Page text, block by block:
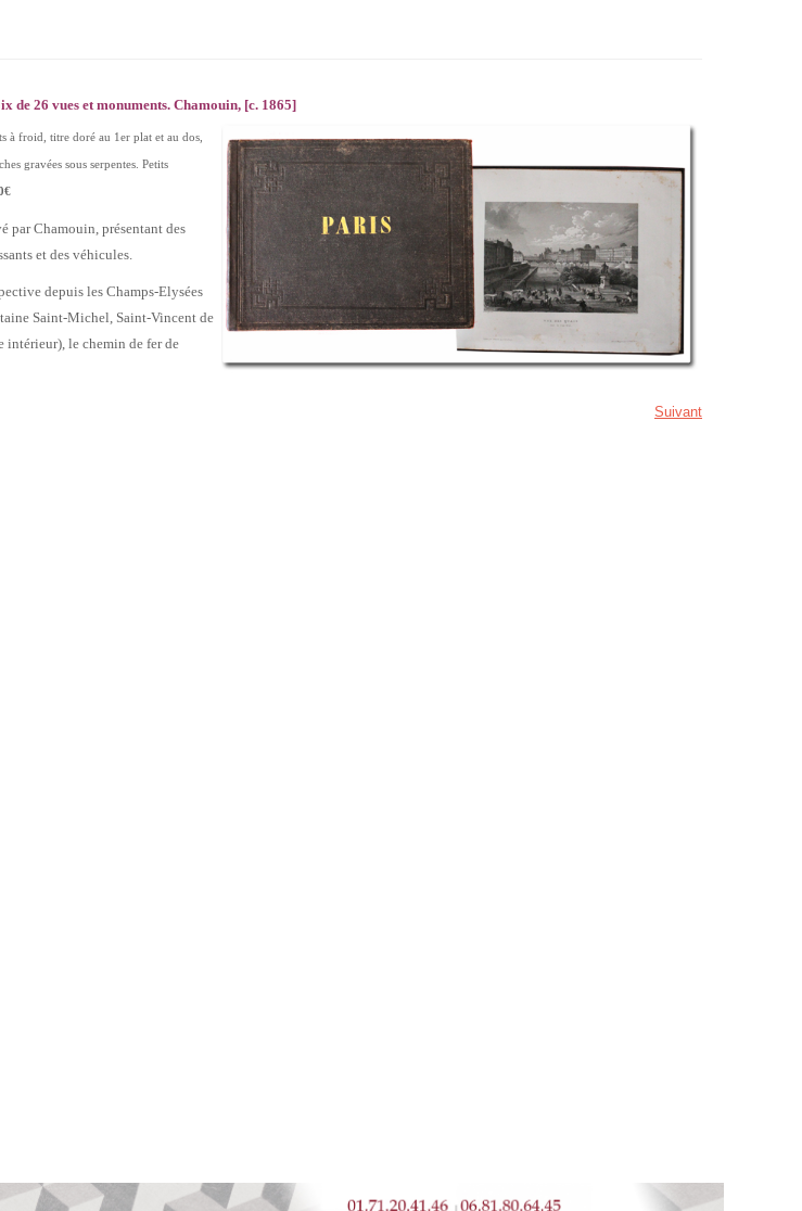
de 26 vues et monuments. Chamouin, [c. 1865]
à froid, titre doré au 1er plat et au dos,
gravées sous serpentes. Petits
par Chamouin, présentant des
et des véhicules.
depuis les Champs-Elysées
Saint-Michel, Saint-Vincent de
intérieur), le chemin de fer de
Suivant